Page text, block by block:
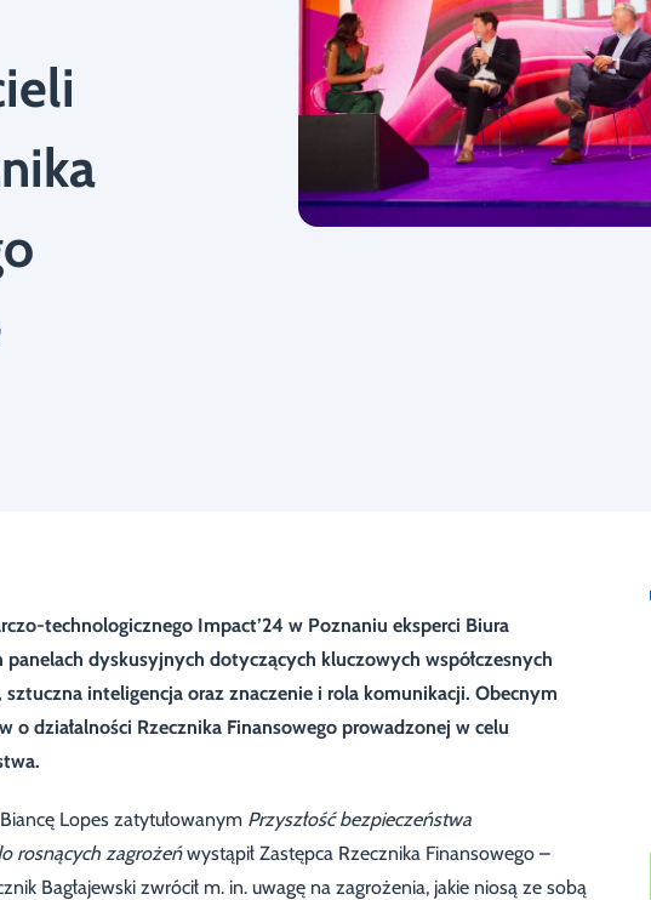
technologicznego Impact’24 w Poznaniu eksperci Biura
dyskusyjnych dotyczących kluczowych współczesnych
inteligencja oraz znaczenie i rola komunikacji. Obecnym
działalności Rzecznika Finansowego prowadzonej w celu
Lopes zatytułowanym Przyszłość bezpieczeństwa
rosnących zagrożeńwystąpił Zastępca Rzecznika Finansowego –
Bagłajewski zwrócił m. in. uwagę na zagrożenia, jakie niosą ze sobą